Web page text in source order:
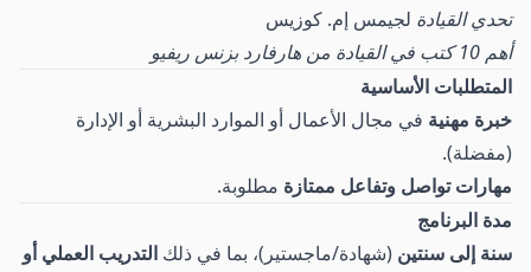
تحدي القيادة لجيمس إم. كوزيس
أهم 10 كتب في القيادة من هارفارد بزنس ريفيو
المتطلبات الأساسية
خبرة مهنية في مجال الأعمال أو الموارد البشرية أو الإدارة
(مفضلة).
مهارات تواصل وتفاعل ممتازة مطلوبة.
مدة البرنامج
سنة إلى سنتين (شهادة/ماجستير)، بما في ذلك التدريب العملي أو